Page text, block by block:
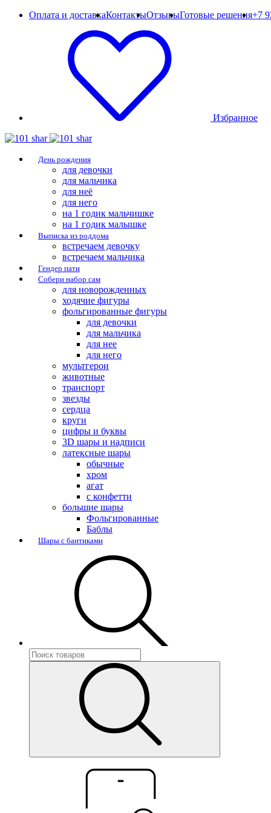
Оплата и доставкаКонтактыОтзывыГотовые решения+7
Избранное
День рождения
для девочки
для мальчика
для неё
для него
на 1 годик мальчишке
на 1 годик малышке
Выписка из роддома
встречаем девочку
встречаем мальчика
Гендер пати
Собери набор сам
для новорожденных
ходячие фигуры
фольгированные фигуры
для девочки
для мальчика
для нее
для него
мультгерои
животные
транспорт
звезды
сердца
круги
цифры и буквы
3D шары и надписи
латексные шары
обычные
хром
агат
с конфетти
большие шары
Фольгированные
Баблы
Шары с бантиками